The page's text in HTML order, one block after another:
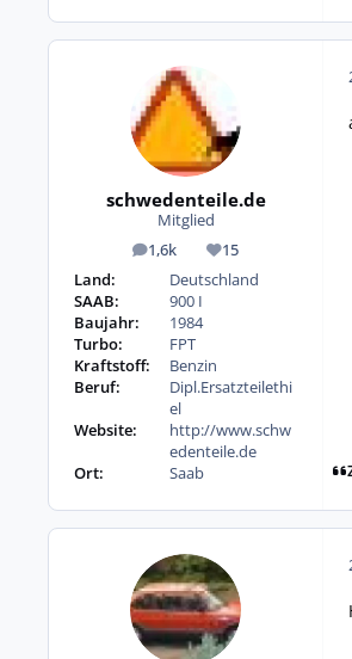
schwedenteile.de
Mitglied
1,6k
Beiträge 15
Reputation
Land:
Deutschland
SAAB:
900 I
Baujahr:
1984
Turbo:
FPT
Kraftstoff:
Benzin
Beruf:
Dipl.Ersatzteilethi
el
Website:
http://www.schw
edenteile.de
Ort:
Saab